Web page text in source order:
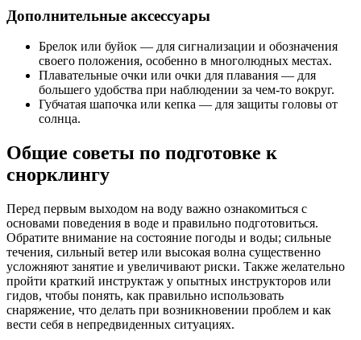
Дополнительные аксессуары
Брелок или буйок — для сигнализации и обозначения
своего положения, особенно в многолюдных местах.
Плавательные очки или очки для плавания — для
большего удобства при наблюдении за чем-то вокруг.
Губчатая шапочка или кепка — для защиты головы от
солнца.
Общие советы по подготовке к
снорклингу
Перед первым выходом на воду важно ознакомиться с
основами поведения в воде и правильно подготовиться.
Обратите внимание на состояние погоды и воды; сильные
течения, сильный ветер или высокая волна существенно
усложняют занятие и увеличивают риски. Также желательно
пройти краткий инструктаж у опытных инструкторов или
гидов, чтобы понять, как правильно использовать
снаряжение, что делать при возникновении проблем и как
вести себя в непредвиденных ситуациях.